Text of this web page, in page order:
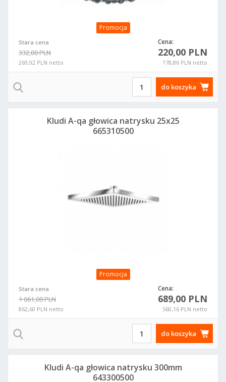
Promocja
Stara cena
332,00 PLN
269,92 PLN netto
Cena:
220,00 PLN
178,86 PLN netto
do koszyka
Promocja
Stara cena
1 061,00 PLN
862,60 PLN netto
Cena:
689,00 PLN
560,16 PLN netto
Kludi A-qa głowica natrysku 25x25
665310500
do koszyka
Kludi A-qa głowica natrysku 300mm
643300500